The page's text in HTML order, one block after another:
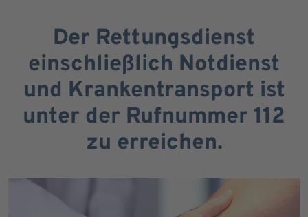
Der Rettungsdienst
einschließlich Notdienst
und Krankentransport ist
unter der Rufnummer 112
zu erreichen.